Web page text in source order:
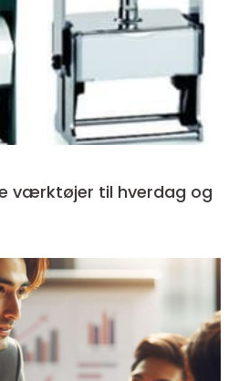
værktøjer til hverdag og